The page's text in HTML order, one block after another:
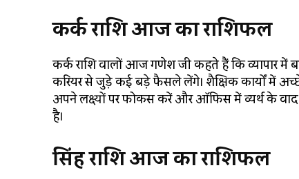
कर्क राशि आज का राशिफल
कर्क राशि वालों आज गणेश जी कहते हैं कि व्यापार
करियर से जुड़े कई बड़े फैसले लेंगे। शैक्षिक कार्यों में
अपने लक्ष्यों पर फोकस करें और ऑफिस में व्यर्थ के
है।
सिंह राशि आज का राशिफल